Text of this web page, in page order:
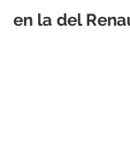
en la del